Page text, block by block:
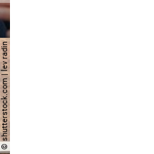
© shutterstock.com | lev radin